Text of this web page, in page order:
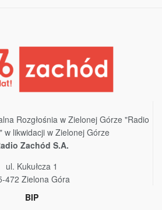
Rozgłośnia w Zielonej Górze "Radio
w likwidacji w Zielonej Górze
Zachód S.A.
ul. Kukułcza 1
472 Zielona Góra
BIP